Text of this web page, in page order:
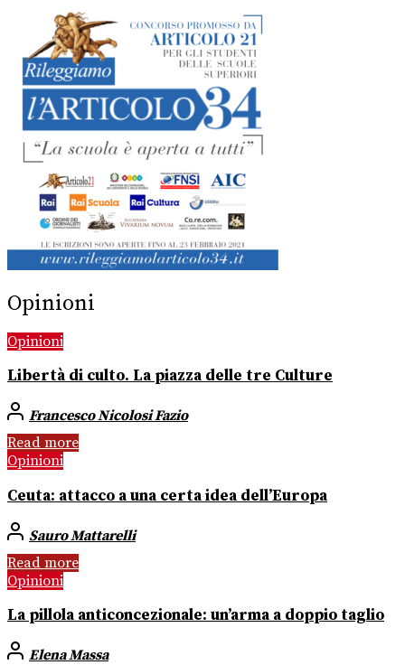
Opinioni
Opinioni
Libertà di culto. La piazza delle tre Culture
Francesco Nicolosi Fazio
Read more
Opinioni
Ceuta: attacco a una certa idea dell’Europa
Sauro Mattarelli
Read more
Opinioni
La pillola anticoncezionale: un’arma a doppio taglio
Elena Massa